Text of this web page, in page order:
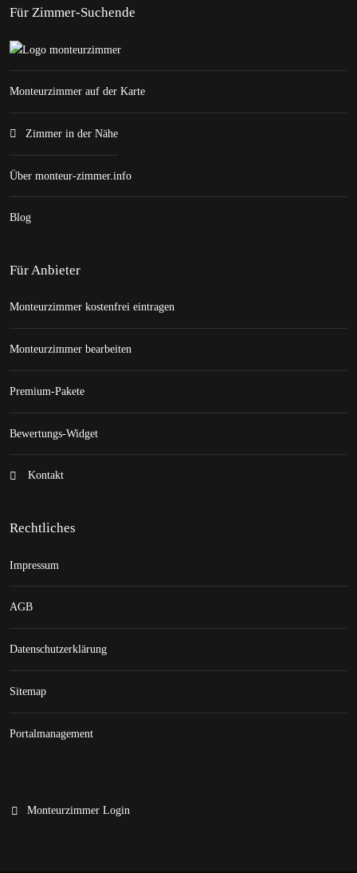
Für Zimmer-Suchende
Monteurzimmer auf der Karte
Zimmer in der Nähe
Über monteur-zimmer.info
Blog
Für Anbieter
Monteurzimmer kostenfrei eintragen
Monteurzimmer bearbeiten
Premium-Pakete
Bewertungs-Widget
Kontakt
Rechtliches
Impressum
AGB
Datenschutzerklärung
Sitemap
Portalmanagement
Monteurzimmer Login